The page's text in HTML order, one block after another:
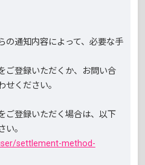
通知内容によって、必要な手
ご登録いただくか、お問い合
せください。
ご登録いただく場合は、以下
い。
settlement-method-